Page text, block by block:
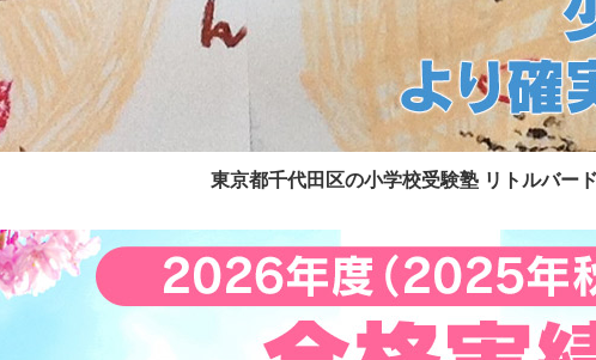
東京都千代田区の小学校受験塾 リトルバー